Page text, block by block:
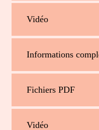
Vidéo
Informations
Fichiers PDF
Vidéo